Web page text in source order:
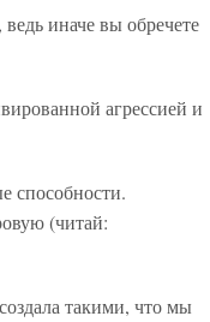
иначе вы обречете
агрессией и
способности.
(читай:
такими, что мы